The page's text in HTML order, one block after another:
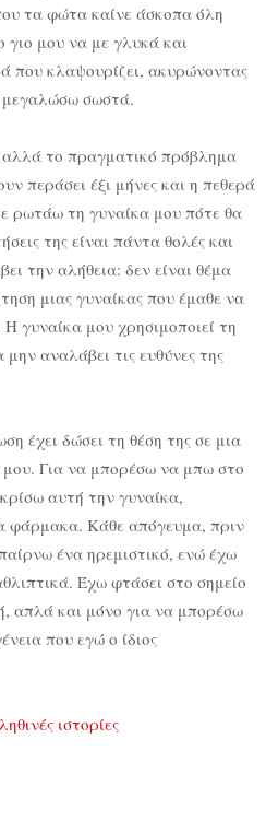
τα φώτα καίνε άσκοπα όλη
μου να με γλυκά και
που κλαψουρίζει, ακυρώνοντας
μεγαλώσω σωστά.
αλλά το πραγματικό πρόβλημα
περάσει έξι μήνες και η πεθερά
ρωτάω τη γυναίκα μου πότε θα
της είναι πάντα θολές και
την αλήθεια: δεν είναι θέμα
μιας γυναίκας που έμαθε να
γυναίκα μου χρησιμοποιεί τη
αναλάβει τις ευθύνες της
έχει δώσει τη θέση της σε μια
Για να μπορέσω να μπω στο
αυτή την γυναίκα,
φάρμακα. Κάθε απόγευμα, πριν
ένα ηρεμιστικό, ενώ έχω
Έχω φτάσει στο σημείο
απλά και μόνο για να μπορέσω
που εγώ ο ίδιος
ιστορίες